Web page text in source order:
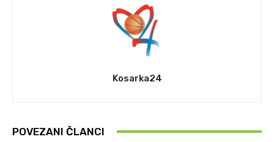
Kosarka24
POVEZANI ČLANCI